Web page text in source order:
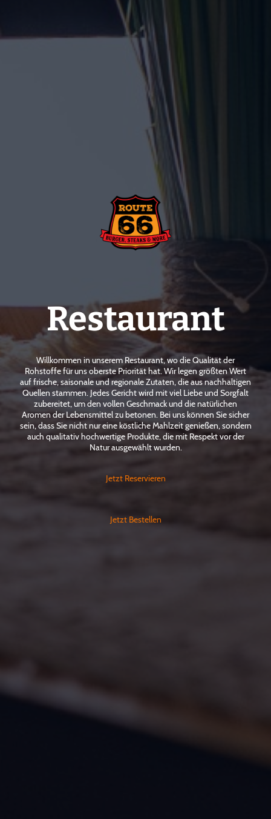
Restaurant
Willkommen in unserem Restaurant, wo die Qualität der
Rohstoffe für uns oberste Priorität hat. Wir legen größten Wert
auf frische, saisonale und regionale Zutaten, die aus nachhaltigen
Quellen stammen. Jedes Gericht wird mit viel Liebe und Sorgfalt
zubereitet, um den vollen Geschmack und die natürlichen
Aromen der Lebensmittel zu betonen. Bei uns können Sie sicher
sein, dass Sie nicht nur eine köstliche Mahlzeit genießen, sondern
auch qualitativ hochwertige Produkte, die mit Respekt vor der
Natur ausgewählt wurden.
Jetzt Reservieren
Jetzt Bestellen